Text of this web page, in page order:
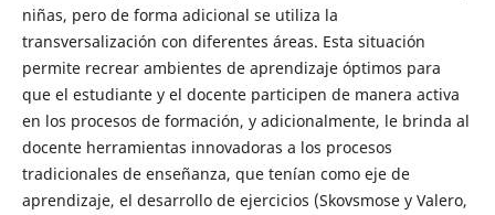
niñas, pero de forma adicional se utiliza la
transversalización con diferentes áreas. Esta situación
permite recrear ambientes de aprendizaje óptimos para
que el estudiante y el docente participen de manera activa
en los procesos de formación, y adicionalmente, le brinda al
docente herramientas innovadoras a los procesos
tradicionales de enseñanza, que tenían como eje de
aprendizaje, el desarrollo de ejercicios (Skovsmose y Valero,